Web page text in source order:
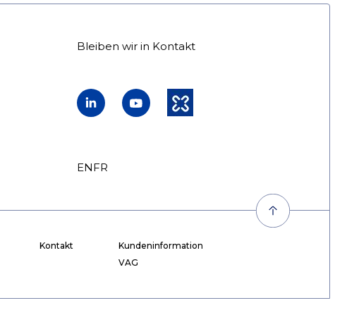
Bleiben wir in Kontakt
LinkedInYouTubeKununu
DE
ENFR
Kontakt
Kundeninformation
VAG